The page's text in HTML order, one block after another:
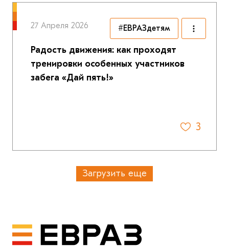
27 Апреля 2026
Радость движения: как проходят
тренировки особенных участников
забега «Дай пять!»
#ЕВРАЗдетям
3
Загрузить еще